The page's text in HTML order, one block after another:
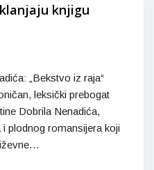
knjigu
„Bekstvo iz raja“
leksički prebogat
Dobrila Nenadića,
plodnog romansijera koji